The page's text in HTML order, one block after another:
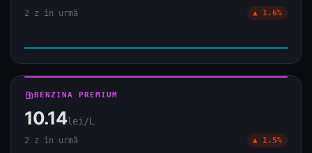
2 z în urmă ▲ 1.6%
local_gas_stationBENZINA PREMIUM
10.14lei/L
2 z în urmă ▲ 1.5%